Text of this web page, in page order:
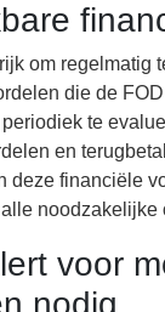
om regelmatig
die de
te
en
deze financiële
voor
nodig.